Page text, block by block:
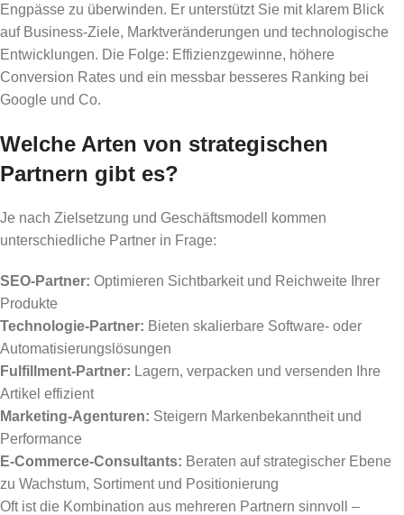
Engpässe zu überwinden. Er unterstützt Sie mit klarem Blick
auf Business-Ziele, Marktveränderungen und technologische
Entwicklungen. Die Folge: Effizienzgewinne, höhere
Conversion Rates und ein messbar besseres Ranking bei
Google und Co.
Welche Arten von strategischen
Partnern gibt es?
Je nach Zielsetzung und Geschäftsmodell kommen
unterschiedliche Partner in Frage:
SEO-Partner: Optimieren Sichtbarkeit und Reichweite Ihrer
Produkte
Technologie-Partner: Bieten skalierbare Software- oder
Automatisierungslösungen
Fulfillment-Partner: Lagern, verpacken und versenden Ihre
Artikel effizient
Marketing-Agenturen: Steigern Markenbekanntheit und
Performance
E-Commerce-Consultants: Beraten auf strategischer Ebene
zu Wachstum, Sortiment und Positionierung
Oft ist die Kombination aus mehreren Partnern sinnvoll –